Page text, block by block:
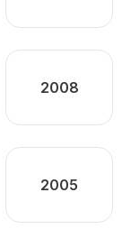
2008
2005